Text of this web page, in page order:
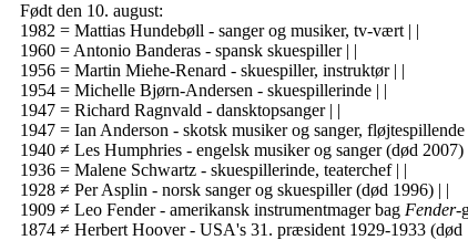
Født den 10. august:
1982 = Mattias Hundebøll - sanger og musiker, tv-vært | |
1960 = Antonio Banderas - spansk skuespiller | |
1956 = Martin Miehe-Renard - skuespiller, instruktør | |
1954 = Michelle Bjørn-Andersen - skuespillerinde | |
1947 = Richard Ragnvald - dansktopsanger | |
1947 = Ian Anderson - skotsk musiker og sanger,
1940 ≠ Les Humphries - engelsk musiker og sanger (død 2007)
1936 = Malene Schwartz - skuespillerinde, teaterchef | |
1928 ≠ Per Asplin - norsk sanger og skuespiller (død 1996) | |
1909 ≠ Leo Fender - amerikansk instrumentmager bag Fender-
1874 ≠ Herbert Hoover - USA's 31. præsident 1929-1933 (død